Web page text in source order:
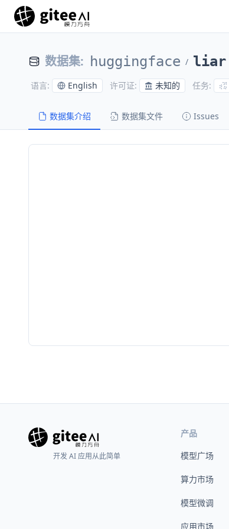
数据集: huggingface / liar
语言: English 许可证: 未知的 任务:
数据集介绍 数据集文件 Issues
开发 AI 应用从此简单
产品
模型广场
算力市场
模型微调
应用市场